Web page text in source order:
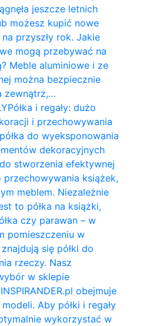
jeszcze letnich
możesz kupić nowe
przyszły rok. Jakie
mogą przebywać na
Meble aluminiowe i ze
można bezpiecznie
zewnątrz,…
Półka i regały: dużo
i przechowywania
do wyeksponowania
dekoracyjnych
stworzenia efektywnej
przechowywania książek,
meblem. Niezależnie
to półka na książki,
czy parawan – w
pomieszczeniu w
się półki do
rzeczy. Nasz
w sklepie
obejmuje
Aby półki i regały
wykorzystać w